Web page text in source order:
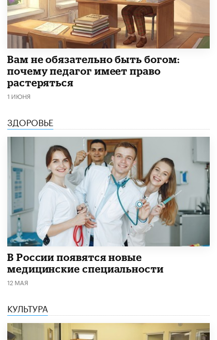
​Вам не обязательно быть богом:
почему педагог имеет право
растеряться
1 ИЮНЯ
ЗДОРОВЬЕ
В России появятся новые
медицинские специальности
12 МАЯ
КУЛЬТУРА